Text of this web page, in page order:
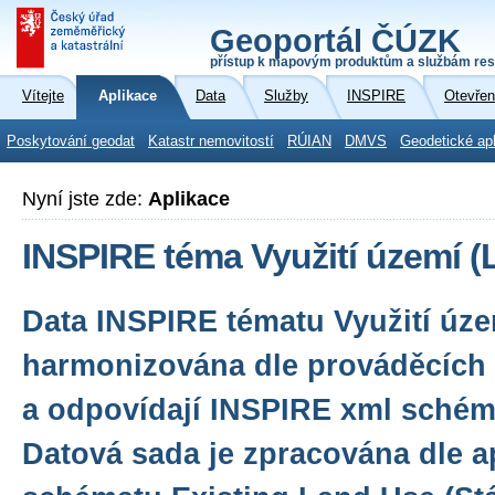
Geoportál ČÚZK
přístup k mapovým produktům a službám
Vítejte Aplikace Data Služby INSPIRE
Poskytování geodat Katastr nemovitostí RÚIAN DMVS Geodetické
Nyní jste zde: Aplikace
INSPIRE téma Využití území
Data INSPIRE tématu Využití
harmonizována dle prováděcích
a odpovídají INSPIRE xml
Datová sada je zpracována dle